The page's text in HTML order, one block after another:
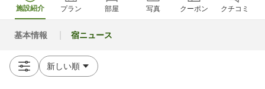
施設紹介 プラン 部屋 写真 クーポン クチコミ
基本情報 宿ニュース